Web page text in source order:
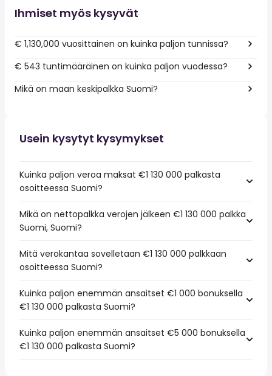
Ihmiset myös kysyvät
€ 1,130,000 vuosittainen on kuinka paljon tunnissa?
€ 543 tuntimääräinen on kuinka paljon vuodessa?
Mikä on maan keskipalkka Suomi?
Usein kysytyt kysymykset
Kuinka paljon veroa maksat €1 130 000 palkasta
osoitteessa Suomi?
Mikä on nettopalkka verojen jälkeen €1 130 000 palkka
Suomi, Suomi?
Mitä verokantaa sovelletaan €1 130 000 palkkaan
osoitteessa Suomi?
Kuinka paljon enemmän ansaitset €1 000 bonuksella
€1 130 000 palkasta Suomi?
Kuinka paljon enemmän ansaitset €5 000 bonuksella
€1 130 000 palkasta Suomi?